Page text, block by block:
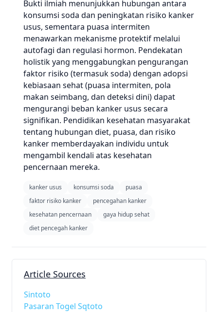
Bukti ilmiah menunjukkan hubungan antara
konsumsi soda dan peningkatan risiko kanker
usus, sementara puasa intermiten
menawarkan mekanisme protektif melalui
autofagi dan regulasi hormon. Pendekatan
holistik yang menggabungkan pengurangan
faktor risiko (termasuk soda) dengan adopsi
kebiasaan sehat (puasa intermiten, pola
makan seimbang, dan deteksi dini) dapat
mengurangi beban kanker usus secara
signifikan. Pendidikan kesehatan masyarakat
tentang hubungan diet, puasa, dan risiko
kanker memberdayakan individu untuk
mengambil kendali atas kesehatan
pencernaan mereka.
kanker usus konsumsi soda
puasa
faktor risiko kanker
pencegahan kanker
kesehatan pencernaan
gaya hidup sehat
diet pencegah kanker
Article Sources
Sintoto
Pasaran Togel Sqtoto